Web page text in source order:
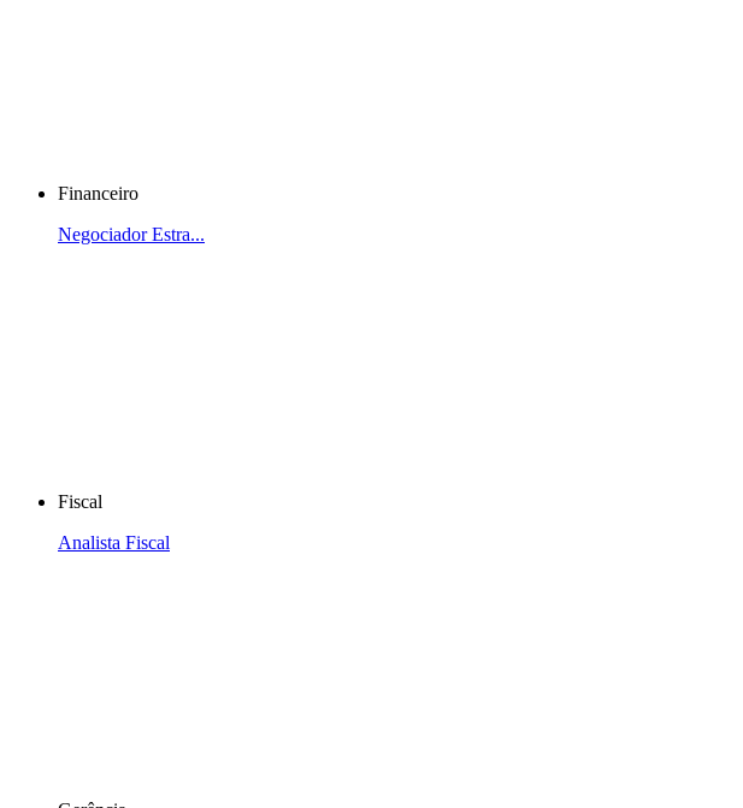
Financeiro
Negociador Estra...
Fiscal
Analista Fiscal